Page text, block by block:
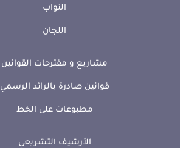
النواب
اللجان
مشاريع و مقترحات القوانين
قوانين صادرة بالرائد الرسمي
مطبوعات على الخط
الأرشيف التشريعي